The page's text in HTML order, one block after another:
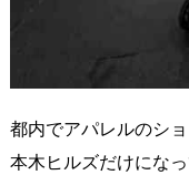
都内でアパレルのシ
本木ヒルズだけにな